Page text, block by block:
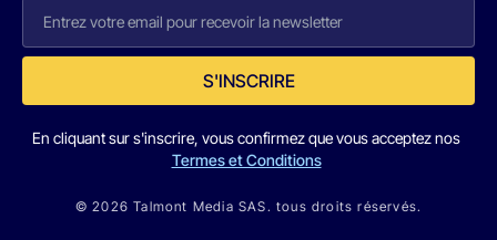
S'INSCRIRE
En cliquant sur s'inscrire, vous confirmez que vous acceptez nos
Termes et Conditions
© 2026 Talmont Media SAS. tous droits réservés.